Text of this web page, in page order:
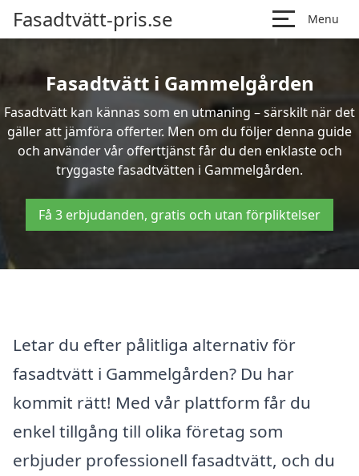
Fasadtvätt-pris.se Menu
Fasadtvätt i Gammelgården
Fasadtvätt kan kännas som en utmaning – särskilt när det
gäller att jämföra offerter. Men om du följer denna guide
och använder vår offerttjänst får du den enklaste och
tryggaste fasadtvätten i Gammelgården.
Få 3 erbjudanden, gratis och utan förpliktelser
Letar du efter pålitliga alternativ för
fasadtvätt i Gammelgården? Du har
kommit rätt! Med vår plattform får du
enkel tillgång till olika företag som
erbjuder professionell fasadtvätt, och du